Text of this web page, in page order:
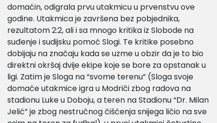
domaćin, odigrala prvu utakmicu u prvenstvu ove
godine. Utakmica je završena bez pobjednika,
rezultatom 2:2, ali i sa mnogo kritika iz Slobode na
suđenje i sudijsku pomoć Slogi. Te kritike posebno
dobijaju na značaju kada se uzme u obzir da je to bio
direktni okršaj dvije ekipe koje se bore za opstanak u
ligi. Zatim je Sloga na “svome terenu” (Sloga svoje
domaće utakmice igra u Modriči zbog radova na
stadionu Luke u Doboju, a teren na Stadionu “Dr. Milan
Jelić” je zbog nestručnog čišćenja snijega ličio na sve